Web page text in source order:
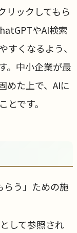
リックしてもら
やAI検索
くなるよう、
。中小企業が最
めた上で、AIに
です。
らう」ための施
して参照され